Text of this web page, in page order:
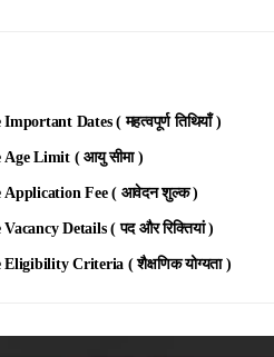
Dates ( महत्वपूर्ण तिथियाँ )
Limit ( आयु सीमा )
Application Fee ( आवेदन शुल्क )
Details ( पद और रिक्तियां )
Criteria ( शैक्षणिक योग्यता )